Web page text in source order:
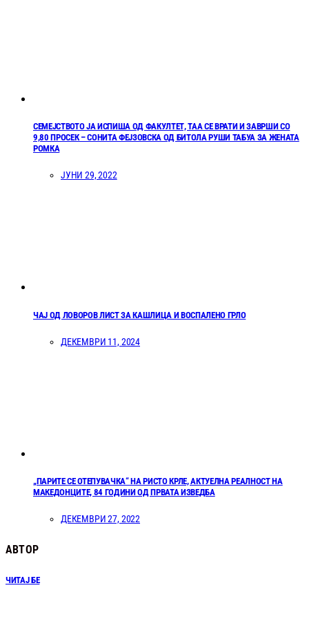
СЕМЕЈСТВОТО ЈА ИСПИША ОД ФАКУЛТЕТ, ТАА СЕ ВРАТИ И ЗАВРШИ СО
9,80 ПРОСЕК – СОНИТА ФЕЈЗОВСКА ОД БИТОЛА РУШИ ТАБУА ЗА ЖЕНАТА
РОМКА
ЈУНИ 29, 2022
ЧАЈ ОД ЛОВОРОВ ЛИСТ ЗА КАШЛИЦА И ВОСПАЛЕНО ГРЛО
ДЕКЕМВРИ 11, 2024
„ПАРИТЕ СЕ ОТЕПУВАЧКА“ НА РИСТО КРЛЕ, АКТУЕЛНА РЕАЛНОСТ НА
МАКЕДОНЦИТЕ, 84 ГОДИНИ ОД ПРВАТА ИЗВЕДБА
ДЕКЕМВРИ 27, 2022
АВТОР
ЧИТАЈ БЕ